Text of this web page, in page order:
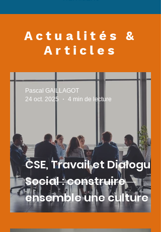
Actualités &
Articles
CSE, Travail et Dialogue
Social : construire
ensemble une culture de
coopération durable
Pascal GAILLAGOT
24 oct. 2025
4 min de lecture